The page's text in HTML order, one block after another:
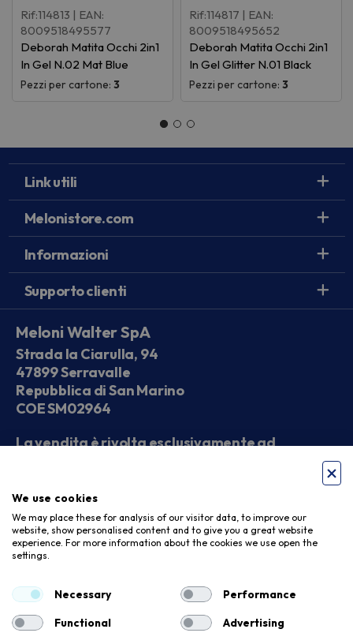
Rif:114813 | EAN:
8009518495577
Deborah Matita Occhi 2in1
In Gel N.02 Mat Blue
Pezzi per cartone:3
Rif:114817 | EAN:
8009518495652
Deborah Matita Occhi 2in1
In Gel Glitter N.01 Black
Pezzi per cartone:3
Link utili
Melonistore.com
Informazioni
Supporto clienti
Meloni Walter SpA
Strada la Ciarulla, 94
47899 Serravalle
Repubblica di San Marino
COE SM02964
La vendita è rivolta esclusivamente ad
Accettiamo
Seguici sui social
We use cookies
We may place these for analysis of our visitor data, to improve our
website, show personalised content and to give you a great website
experience. For more information about the cookies we use open the
settings.
Necessary
Performance
Functional
Advertising